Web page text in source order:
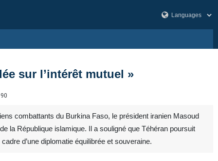
sur l’intérêt mutuel »
combattants du Burkina Faso, le président iranien Masoud
la République islamique. Il a souligné que Téhéran poursuit
d’une diplomatie équilibrée et souveraine.